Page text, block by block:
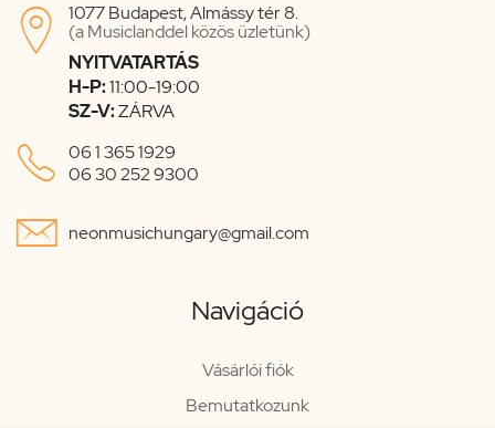

1077 Budapest, Almássy tér 8.
(a Musiclanddel közös üzletünk)
NYITVATARTÁS
H-P:11:00-19:00
SZ-V:ZÁRVA
 06 1 365 1929
06 30 252 9300
 neonmusichungary@gmail.com
Navigáció
Vásárlói fiók
Bemutatkozunk